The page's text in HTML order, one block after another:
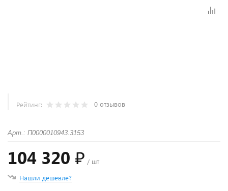
Рейтинг: 0 отзывов
Арт.: П0000010943.3153
104 320 ₽ / шт
Нашли дешевле?